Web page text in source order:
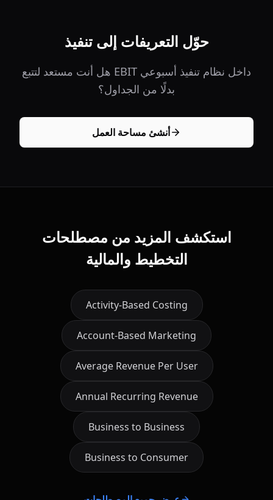
حوّل التعريفات إلى تنفيذ
هل أنت مستعد لتتبع EBIT داخل نظام تنفيذ أسبوعي
بدلًا من الجداول؟
أنشئ مساحة العمل
استكشف المزيد من مصطلحات
التخطيط والمالية
Activity-Based Costing
Account-Based Marketing
Average Revenue Per User
Annual Recurring Revenue
Business to Business
Business to Consumer